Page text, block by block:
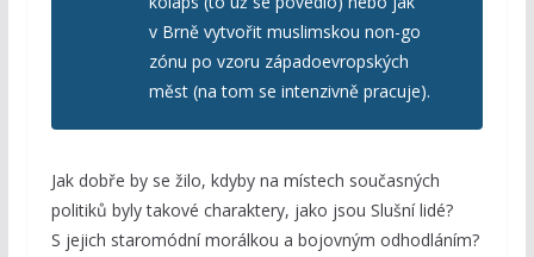
v Brně vytvořit muslimskou non-go
zónu po vzoru západoevropských
měst (na tom se intenzivně pracuje).
Jak dobře by se žilo, kdyby na místech současných
politiků byly takové charaktery, jako jsou Slušní lidé?
S jejich staromódní morálkou a bojovným odhodláním?